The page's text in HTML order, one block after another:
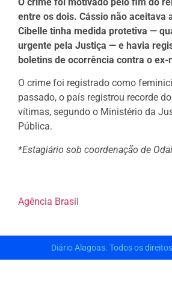
entre os dois. Cássio não aceitava
Cibelle tinha medida protetiva —
urgente pela Justiça — e havia
boletins de ocorrência contra o ex-
O crime foi registrado como
passado, o país registrou recorde
vítimas, segundo o Ministério da
Pública.
*Estagiário sob coordenação de
Agência Brasil
Diário Alagoas. Todos os